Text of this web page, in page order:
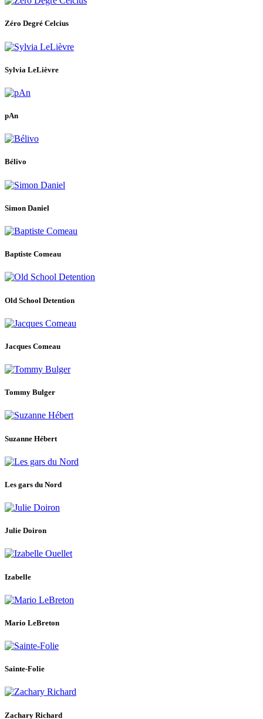
Zéro Degré Celcius
Sylvia LeLièvre
pAn
Bélivo
Simon Daniel
Baptiste Comeau
Old School Detention
Jacques Comeau
Tommy Bulger
Suzanne Hébert
Les gars du Nord
Julie Doiron
Izabelle
Mario LeBreton
Sainte-Folie
Zachary Richard